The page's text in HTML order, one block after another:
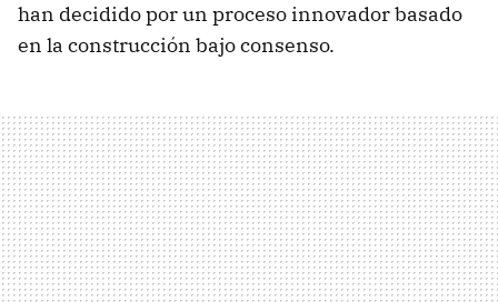
han decidido por un proceso innovador basado
en la construcción bajo consenso.